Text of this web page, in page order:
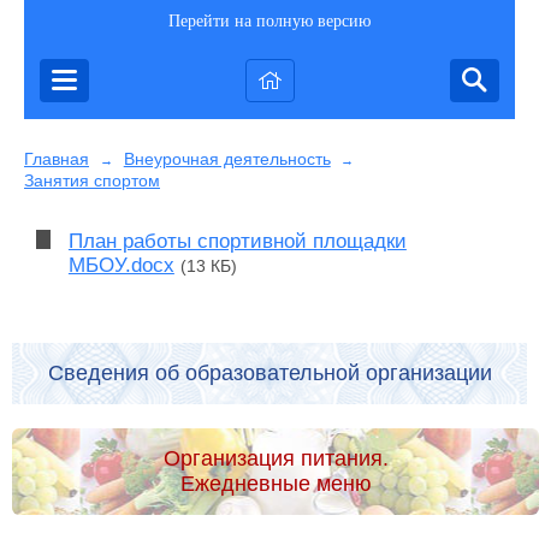
Перейти на полную версию
Главная → Внеурочная деятельность →
Занятия спортом
План работы спортивной площадки
МБОУ.docx (13 КБ)
Сведения об образовательной организации
Организация питания.
Ежедневные меню